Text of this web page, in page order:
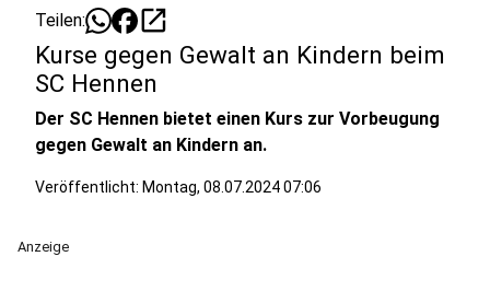
Teilen: open_in_new
Kurse gegen Gewalt an Kindern beim
SC Hennen
Der SC Hennen bietet einen Kurs zur Vorbeugung
gegen Gewalt an Kindern an.
Veröffentlicht: Montag, 08.07.2024 07:06
Anzeige